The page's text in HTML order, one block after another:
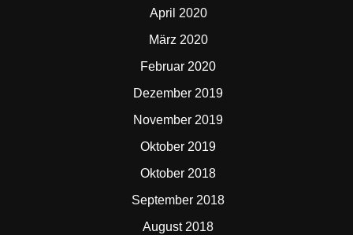
April 2020
März 2020
Februar 2020
Dezember 2019
November 2019
Oktober 2019
Oktober 2018
September 2018
August 2018